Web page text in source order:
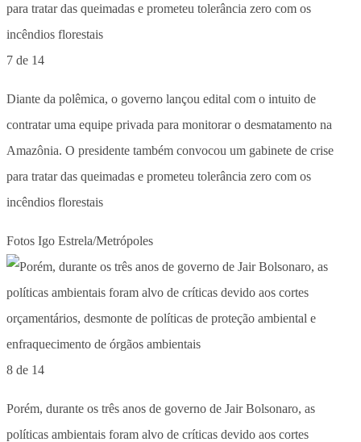
7 de 14
Diante da polêmica, o governo lançou edital com o intuito de
contratar uma equipe privada para monitorar o desmatamento na
Amazônia. O presidente também convocou um gabinete de crise
para tratar das queimadas e prometeu tolerância zero com os
incêndios florestais
Fotos Igo Estrela/Metrópoles
8 de 14
Porém, durante os três anos de governo de Jair Bolsonaro, as
políticas ambientais foram alvo de críticas devido aos cortes